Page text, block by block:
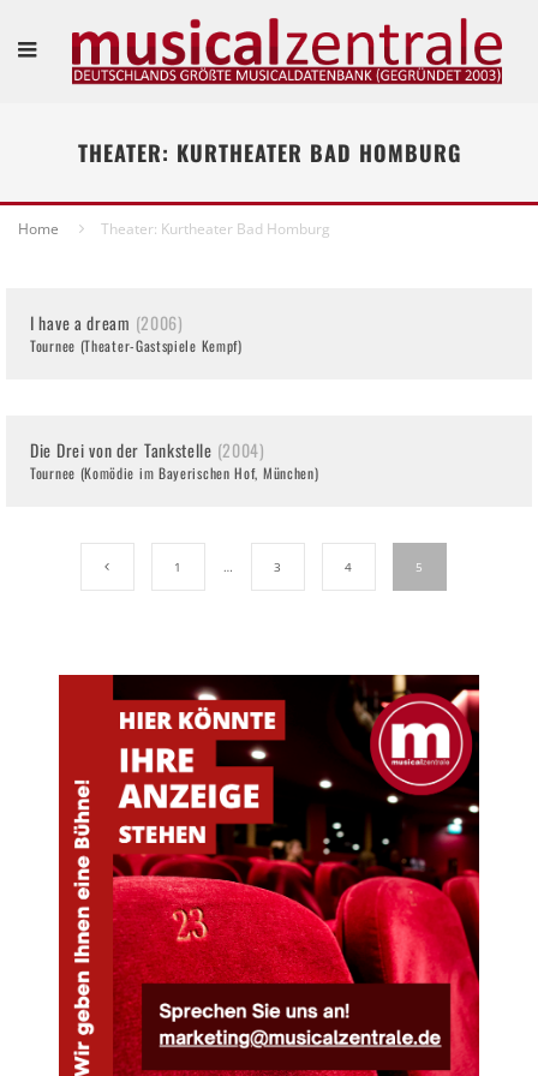
THEATER: KURTHEATER BAD HOMBURG
Home Theater: Kurtheater Bad Homburg
I have a dream (2006)
Tournee (Theater-Gastspiele Kempf)
Die Drei von der Tankstelle (2004)
Tournee (Komödie im Bayerischen Hof, München)
1 … 3 4 5